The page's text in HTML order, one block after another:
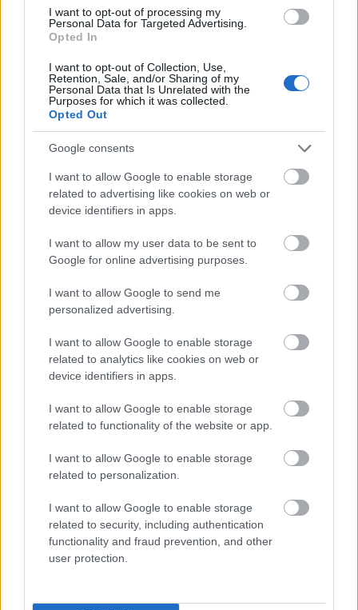
I want to opt-out of processing my
Personal Data for Targeted Advertising.
Opted In
I want to opt-out of Collection, Use,
Retention, Sale, and/or Sharing of my
Personal Data that Is Unrelated with the
Purposes for which it was collected.
Opted Out
Google consents
I want to allow Google to enable storage
related to advertising like cookies on web or
device identifiers in apps.
I want to allow my user data to be sent to
Google for online advertising purposes.
I want to allow Google to send me
personalized advertising.
I want to allow Google to enable storage
related to analytics like cookies on web or
device identifiers in apps.
I want to allow Google to enable storage
related to functionality of the website or app.
I want to allow Google to enable storage
related to personalization.
I want to allow Google to enable storage
related to security, including authentication
functionality and fraud prevention, and other
user protection.
– Tour de Ski lähestyy ja onkin hyvä huomata
että meidän urheilijoiltamme alkaa kunto
löytymään. Norjalaiset ovat tällä hetkellä
todella hyvässä kunnossa, varsinkin naisten
osalta norjalaisten meno on vakuuttavaa,
toivotaan että me pääsemme viimeistään
Tourilla lähemmäksi norjalaisrintamaa. Matti
herättävää, ilman kaatumista hänen
sijoituksensa olisi parantunut ehkä muutaman
sijan. Yllätyksiäkin tänään oli, varsinkin
Sveitsiläisten ja Venäläisten vaisua menoa koko
joukkueina voidaan pitää hiukan yllättävänä.
Sprinttijoukkue Davosiin su 11.12.:
Maailmancup-kilpailut jatkuvat huomenna
sunnuntaina 11.12., jolloin Davosissa
ohjelmassa ovat vapaan hiihtotavan sprintit.
Päävalmentaja Magnar Dalen nimesi lopulliset
sprinttijoukkueet lauantain kilpailujen
Riikka Sarasoja-Lilja, Anne Kyllönen, Mona-
Liisa Malvalehto, Krista Lähteenmäki, Aino-